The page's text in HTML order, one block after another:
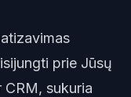
prie Jūsų
sukuria